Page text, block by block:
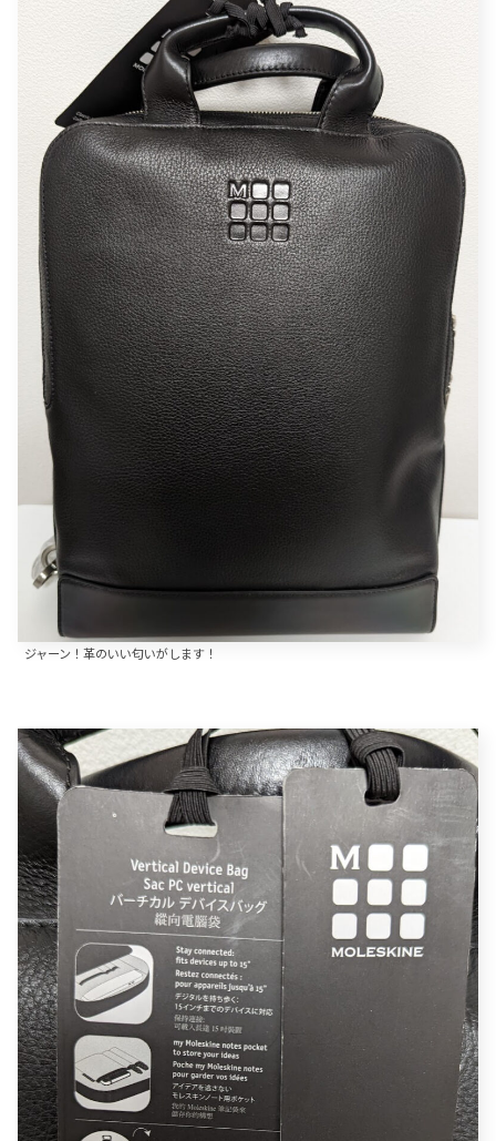
ジャーン！革のいい匂いがします！